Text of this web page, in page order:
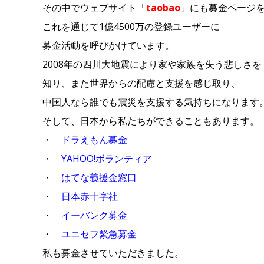
その中でウェブサイト「taobao 」にも募金ページを
これを通じて1億4500万の登録ユーザーに
募金活動を呼びかけています。
2008年の四川大地震により家や家族を失う悲しさを
知り、また世界からの配慮と支援を感じ取り、
中国人なら誰でも震災を支援する気持ちになります。
そして、日本から私たちができることもあります。
・
ドラえもん募金
・ YAHOO!ボランティア
・ はてな義援金窓口
・ 日本赤十字社
・ イーバンク募金
・ ユニセフ緊急募金
私も募金させていただきました。